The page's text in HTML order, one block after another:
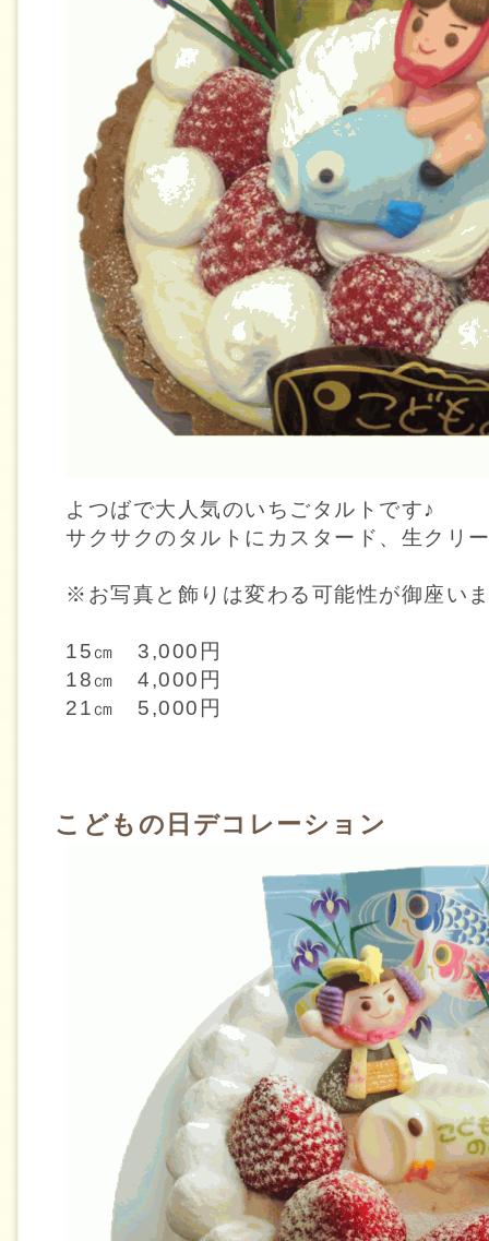
よつばで大人気のいちごタルトです♪
サクサクのタルトにカスタード、生クリ
※お写真と飾りは変わる可能性が御座い
15㎝ 3,000円
18㎝ 4,000円
21㎝ 5,000円
こどもの日デコレーション